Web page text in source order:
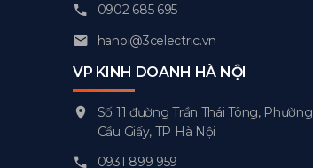
0902 685 695
hanoi@3celectric.vn
VP KINH DOANH HÀ NỘI
Số 11 đường Trần Thái Tông, Phường
Cầu Giấy, TP Hà Nội
0931 899 959